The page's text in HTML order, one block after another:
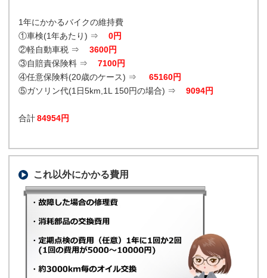
1年にかかるバイクの維持費
①車検(1年あたり) ⇒
0円
②軽自動車税 ⇒
3600円
③自賠責保険料 ⇒
7100円
④任意保険料(20歳のケース) ⇒
65160円
⑤ガソリン代(1日5km,1L 150円の場合) ⇒
9094円
合計84954円
これ以外にかかる費用